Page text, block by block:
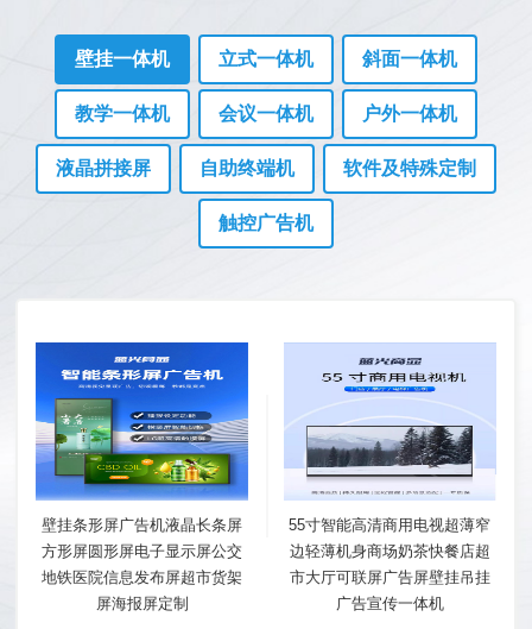
壁挂一体机 立式一体机 斜面一体机
教学一体机 会议一体机 户外一体机
液晶拼接屏 自助终端机 软件及特殊定制
触控广告机
壁挂条形屏广告机液晶长条屏
方形屏圆形屏电子显示屏公交
地铁医院信息发布屏超市货架
屏海报屏定制
55寸智能高清商用电视超薄窄
边轻薄机身商场奶茶快餐店超
市大厅可联屏广告屏壁挂吊挂
广告宣传一体机